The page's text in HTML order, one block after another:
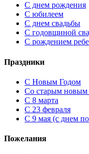
С днем рождения
С юбилеем
С днем свадьбы
С годовщиной
С рождением
Праздники
C Новым Годом
Cо старым новым
С 8 марта
С 23 февраля
С 9 мая (с днем
Пожелания